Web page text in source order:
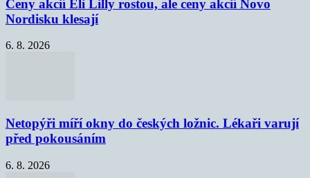
Ceny akcií Eli Lilly rostou, ale ceny akcií Novo
Nordisku klesají
6. 8. 2026
Netopýři míří okny do českých ložnic. Lékaři varují
před pokousáním
6. 8. 2026